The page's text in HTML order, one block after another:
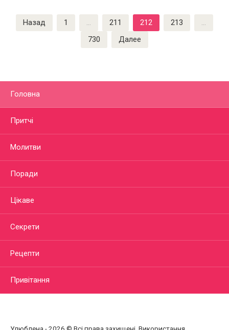
Пагинация
записей
Назад 1 … 211 212 213
…
730
Далее
Головна
Притчі
Молитви
Поради
Цікаве
Секрети
Рецепти
Привітання